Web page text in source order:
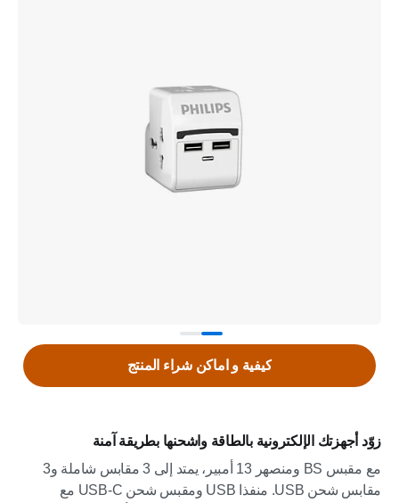
زوّد أجهزتك الإلكترونية بالطاقة واشحنها بطريقة آمنة
مع مقبس BS ومنصهر 13 أمبير، يمتد إلى 3 مقابس شاملة و3
مقابس شحن USB. منفذا USB ومقبس شحن USB-C مع
كيفية و اماكن شراء المنتج